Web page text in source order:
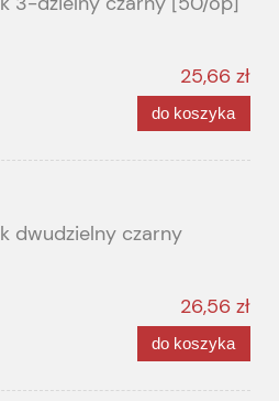
25,66 zł
do koszyka
dwudzielny czarny
26,56 zł
do koszyka